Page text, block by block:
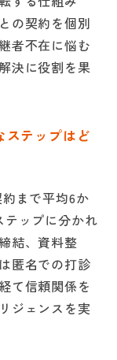
の契約を個別
者不在に悩む
決に役割を果
ステップはど
まで平均6か
テップに分かれ
結、資料整
匿名での打診
て信頼関係を
ジェンスを実